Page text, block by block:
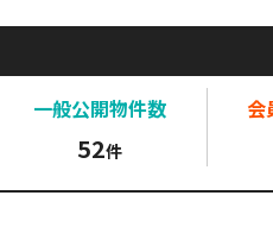
一般公開物件数
52件
会